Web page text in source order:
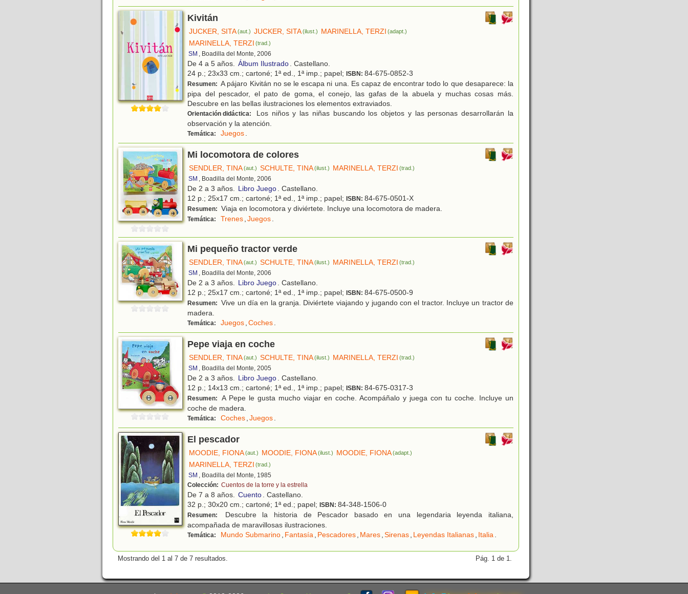
Kivitán
JUCKER, SITA(aut.) JUCKER, SITA(ilust.) MARINELLA, TERZI (adapt.)
MARINELLA, TERZI (trad.)
SM , Boadilla del Monte, 2006
De 4 a 5 años. Álbum Ilustrado. Castellano.
24 p.; 23x33 cm.; cartoné; 1ª ed., 1ª imp.; papel; ISBN: 84-675-0852-3
Resumen: A pájaro Kivitán no se le escapa ni una. Es capaz de encontrar todo lo que desaparece: la
pipa del pescador, el pato de goma, el conejo, las gafas de la abuela y muchas cosas más.
Descubre en las bellas ilustraciones los elementos extraviados.
Orientación didáctica:
Los niños y las niñas buscando los objetos y las personas desarrollarán la
observación y la atención.
Temática: Juegos.
Mi locomotora de colores
SENDLER, TINA(aut.) SCHULTE, TINA(ilust.) MARINELLA, TERZI (trad.)
SM , Boadilla del Monte, 2006
De 2 a 3 años. Libro Juego. Castellano.
12 p.; 25x17 cm.; cartoné; 1ª ed., 1ª imp.; papel; ISBN: 84-675-0501-X
Resumen: Viaja en locomotora y diviértete. Incluye una locomotora de madera.
Temática: Trenes,Juegos.
Mi pequeño tractor verde
SENDLER, TINA(aut.) SCHULTE, TINA(ilust.) MARINELLA, TERZI (trad.)
SM , Boadilla del Monte, 2006
De 2 a 3 años. Libro Juego. Castellano.
12 p.; 25x17 cm.; cartoné; 1ª ed., 1ª imp.; papel; ISBN: 84-675-0500-9
Resumen: Vive un día en la granja. Diviértete viajando y jugando con el tractor. Incluye un tractor de
madera.
Temática: Juegos,Coches.
Pepe viaja en coche
SENDLER, TINA(aut.) SCHULTE, TINA(ilust.) MARINELLA, TERZI (trad.)
SM , Boadilla del Monte, 2005
De 2 a 3 años. Libro Juego. Castellano.
12 p.; 14x13 cm.; cartoné; 1ª ed., 1ª imp.; papel; ISBN: 84-675-0317-3
Resumen:
A Pepe le gusta mucho viajar en coche. Acompáñalo y juega con tu coche. Incluye un
coche de madera.
Temática: Coches,Juegos.
El pescador
MOODIE, FIONA(aut.) MOODIE, FIONA(ilust.) MOODIE, FIONA(adapt.)
MARINELLA, TERZI (trad.)
SM , Boadilla del Monte, 1985
Colección: Cuentos de la torre y la estrella
De 7 a 8 años. Cuento. Castellano.
32 p.; 30x20 cm.; cartoné; 1ª ed.; papel; ISBN: 84-348-1506-0
Resumen:
Descubre la historia de Pescador basado en una legendaria leyenda italiana,
acompañada de maravillosas ilustraciones.
Temática: Mundo Submarino, Fantasía, Pescadores, Mares,Sirenas, Leyendas Italianas, Italia.
Mostrando del 1 al 7 de 7 resultados. Pág. 1 de 1.